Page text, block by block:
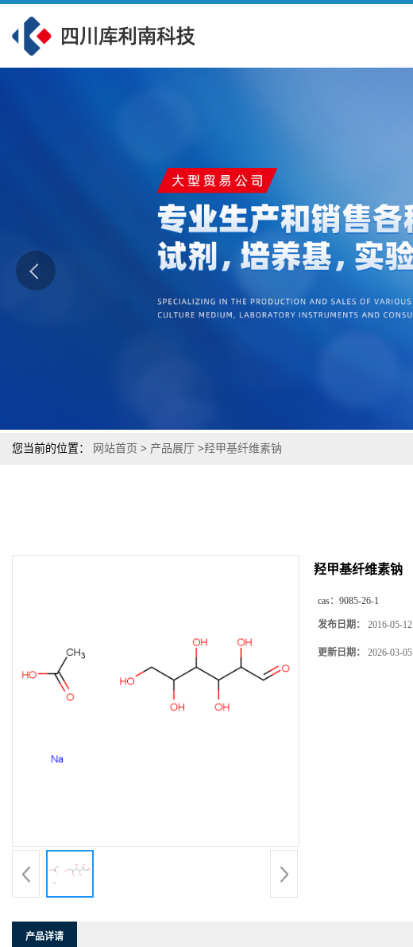
您当前的位置： 网站首页 > 产品展厅 >羟甲基纤维素钠
羟甲基纤维素钠
cas： 9085-26-1
发布日期： 2016-05-12
更新日期： 2026-03-05
产品详请